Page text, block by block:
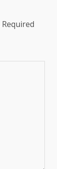
Required